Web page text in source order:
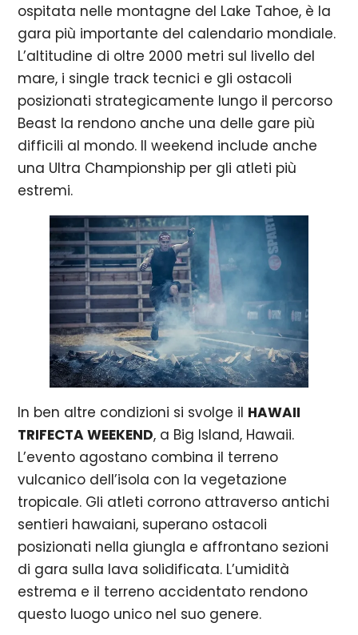
ospitata nelle montagne del Lake Tahoe, è la
gara più importante del calendario mondiale.
L’altitudine di oltre 2000 metri sul livello del
mare, i single track tecnici e gli ostacoli
posizionati strategicamente lungo il percorso
Beast la rendono anche una delle gare più
difficili al mondo. Il weekend include anche
una Ultra Championship per gli atleti più
estremi.
In ben altre condizioni si svolge il HAWAII
TRIFECTA WEEKEND, a Big Island, Hawaii.
L’evento agostano combina il terreno
vulcanico dell’isola con la vegetazione
tropicale. Gli atleti corrono attraverso antichi
sentieri hawaiani, superano ostacoli
posizionati nella giungla e affrontano sezioni
di gara sulla lava solidificata. L’umidità
estrema e il terreno accidentato rendono
questo luogo unico nel suo genere.